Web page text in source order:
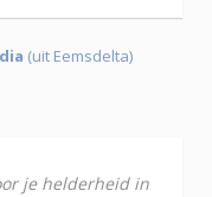
(uit Eemsdelta)
je helderheid in